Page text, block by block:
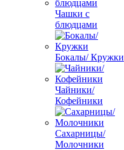
Чашки с
блюдцами
Бокалы/ Кружки
Чайники/
Кофейники
Сахарницы/
Молочники